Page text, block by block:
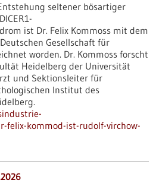
seltener bösartiger
ist Dr. Felix Kommoss mit dem
Gesellschaft für
worden. Dr. Kommoss forscht
Heidelberg der Universität
und Sektionsleiter für
Institut des
kommod-ist-rudolf-virchow-